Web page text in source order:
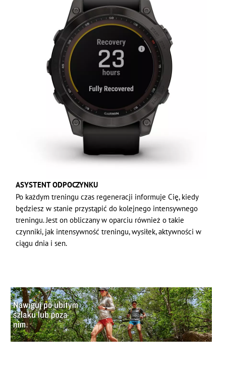
ASYSTENT ODPOCZYNKU
Po każdym treningu czas regeneracji informuje Cię, kiedy
będziesz w stanie przystąpić do kolejnego intensywnego
treningu. Jest on obliczany w oparciu również o takie
czynniki, jak intensywność treningu, wysiłek, aktywności w
ciągu dnia i sen.